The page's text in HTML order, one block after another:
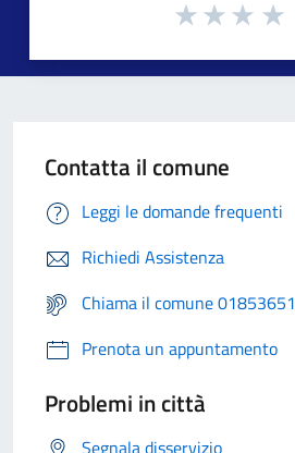
Contatta il comune
Leggi le domande frequenti
Richiedi Assistenza
Chiama il comune 01853651
Prenota un appuntamento
Problemi in città